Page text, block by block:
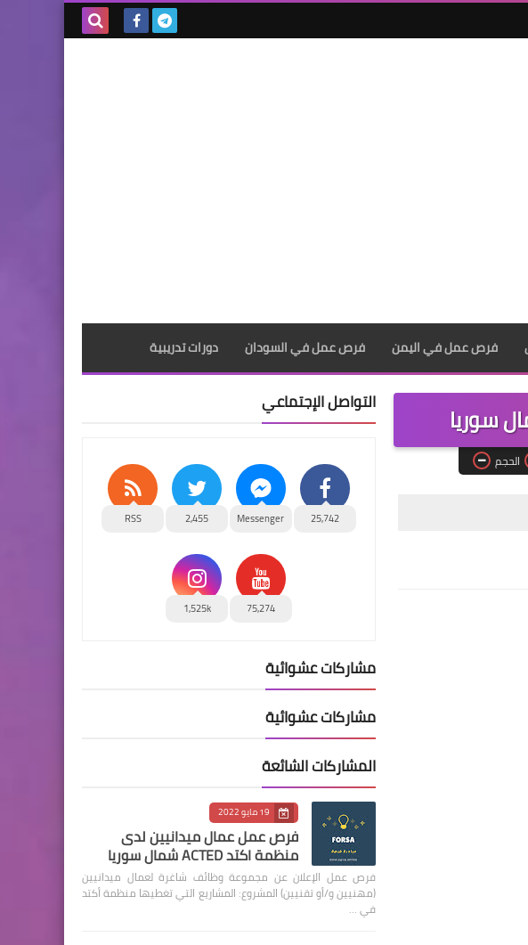
فرص عمل في اليمن فرص عمل في السودان دورات تدريبية
سوريا
الحجم
التواصل الإجتماعي
25,742
Messenger
2,455
RSS
75,274
1,525k
مشاركات عشوائية
مشاركات عشوائية
المشاركات الشائعة
19 مايو 2022
فرص عمل عمال ميدانيين لدى
منظمة اكتد ACTED شمال سوريا
فرص عمل الإعلان عن مجموعة وظائف شاغرة لعمال ميدانيين
(مهنيين و/أو تقنيين) المشروع: المشاريع التي تغطيها منظمة أكتد
في …